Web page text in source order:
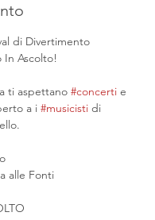
di Divertimento
In Ascolto!
ti aspettano #concerti e
a i #musicisti di
alle Fonti